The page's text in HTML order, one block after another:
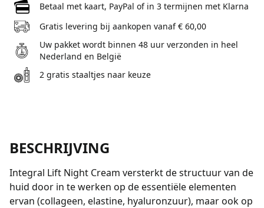
Betaal met kaart, PayPal of in 3 termijnen met Klarna
Gratis levering bij aankopen vanaf € 60,00
Uw pakket wordt binnen 48 uur verzonden in heel
Nederland en België
2 gratis staaltjes naar keuze
BESCHRIJVING
Integral Lift Night Cream versterkt de structuur van de
huid door in te werken op de essentiële elementen
ervan (collageen, elastine, hyaluronzuur), maar ook op